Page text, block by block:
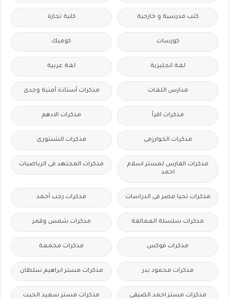
كتب مدرسية و خارجية كلية تجارة
كورسات كوميك
لغة انجليزية لغة عربية
مدارس اللغات مذكرات أستاذة أمنية وجدى
مذكرات اقرأ مذكرات الادهم
مذكرات الخوارزمى مذكرات الشنتورى
مذكرات الفارس لمستر اسلام
احمد
مذكرات المجتهد فى الرياضيات
مذكرات تحيا مصر فى الدراسات مذكرات رجب أحمد
مذكرات سلسلة العمالقة مذكرات شمس وقمر
مذكرات فوكس مذكرات مجمعة
مذكرات محمود بدر مذكرات مستر ابراهيم سلطان
مذكرات مستر احمد الضيفى مذكرات مستر سعيد الحيت